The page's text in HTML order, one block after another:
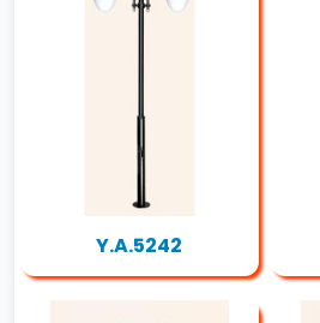
Y.A.5242